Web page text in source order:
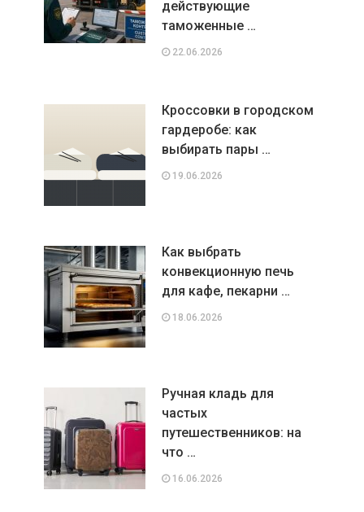
действующие
таможенные …
22.06.2026
Кроссовки в городском
гардеробе: как
выбирать пары …
19.06.2026
Как выбрать
конвекционную печь
для кафе, пекарни …
18.06.2026
Ручная кладь для
частых
путешественников: на
что …
16.06.2026